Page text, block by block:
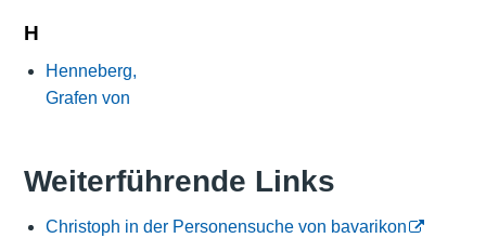
H
Henneberg,
Grafen von
Weiterführende Links
Christoph in der Personensuche von bavarikon